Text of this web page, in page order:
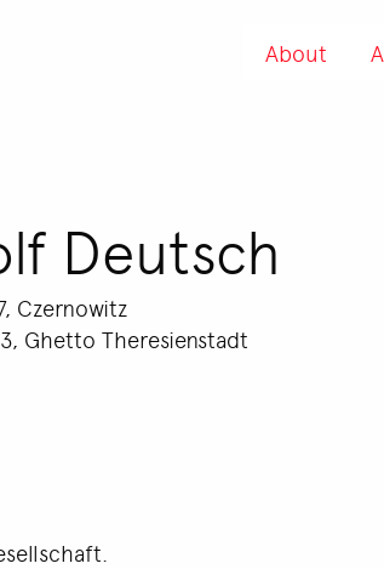
About
Deutsch
Czernowitz
Ghetto Theresienstadt